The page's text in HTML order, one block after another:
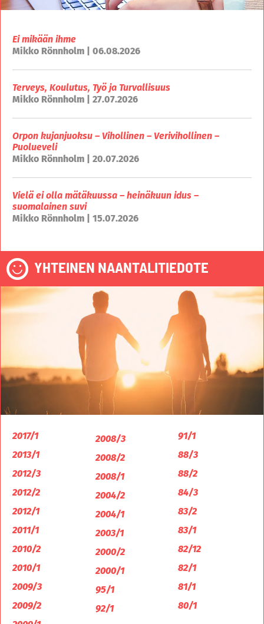
Ei mikään ihme
Mikko Rönnholm | 06.08.2026
Terveys, Koulutus, Työ ja Turvallisuus
Mikko Rönnholm | 27.07.2026
Orpon kujanjuoksu – Vihollinen – Verivihollinen –
Puolueveli
Mikko Rönnholm | 20.07.2026
Vielä ei olla mätäkuussa – heinäkuun idus –
suomalainen suvi
Mikko Rönnholm | 15.07.2026
YHTEINEN NAANTALITIEDOTE
2017/1
2013/1
2012/3
2012/2
2012/1
2011/1
2010/2
2010/1
2009/3
2009/2
2008/3
2008/2
2008/1
2004/2
2004/1
2003/1
2000/2
2000/1
95/1
92/1
91/1
88/3
88/2
84/3
83/2
83/1
82/12
82/1
81/1
80/1